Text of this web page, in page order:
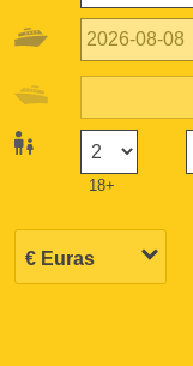
18+